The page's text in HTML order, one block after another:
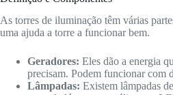
As torres de iluminação têm várias
uma ajuda a torre a funcionar bem.
Geradores: Eles dão a energia
precisam. Podem funcionar com
Lâmpadas: Existem lâmpadas